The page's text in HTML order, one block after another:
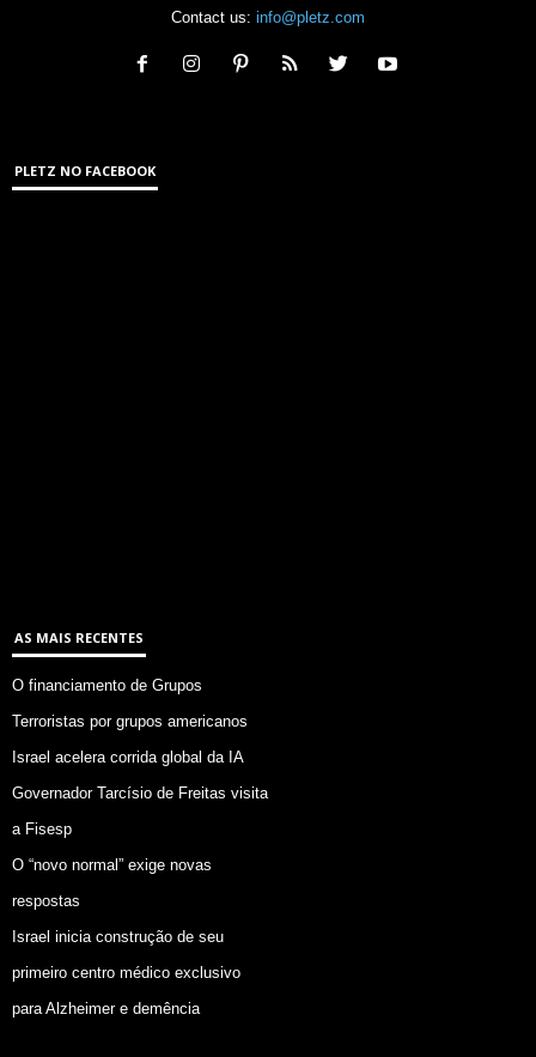
Contact us: info@pletz.com
PLETZ NO FACEBOOK
AS MAIS RECENTES
O financiamento de Grupos
Terroristas por grupos americanos
Israel acelera corrida global da IA
Governador Tarcísio de Freitas visita
a Fisesp
O “novo normal” exige novas
respostas
Israel inicia construção de seu
primeiro centro médico exclusivo
para Alzheimer e demência